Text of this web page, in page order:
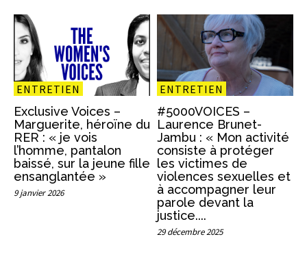
ENTRETIEN
Exclusive Voices –
Marguerite, héroïne du
RER : « je vois
l’homme, pantalon
baissé, sur la jeune fille
ensanglantée »
9 janvier 2026
ENTRETIEN
#5000VOICES –
Laurence Brunet-
Jambu : « Mon activité
consiste à protéger
les victimes de
violences sexuelles et
à accompagner leur
parole devant la
justice....
29 décembre 2025